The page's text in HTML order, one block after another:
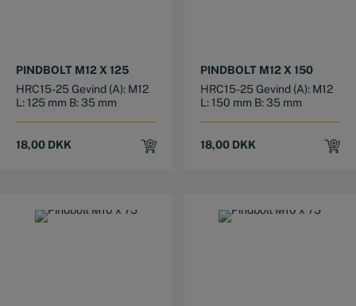
PINDBOLT M12 X 125
HRC15-25 Gevind (A): M12
L: 125 mm B: 35 mm
18,00 DKK
PINDBOLT M12 X 150
HRC15-25 Gevind (A): M12
L: 150 mm B: 35 mm
18,00 DKK